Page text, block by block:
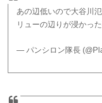
あの辺低いので大谷川
リューの辺りが浸かっ
— パンシロン隊長